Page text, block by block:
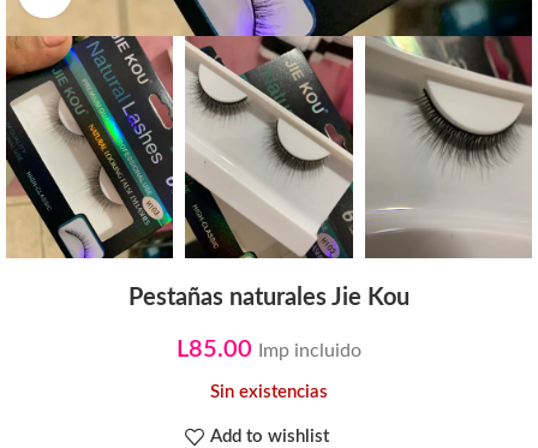
Pestañas naturales Jie Kou
L85.00 Imp incluido
Sin existencias
Add to wishlist